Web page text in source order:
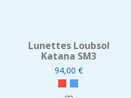
Lunettes Loubsol
Katana SM3
94,00 €